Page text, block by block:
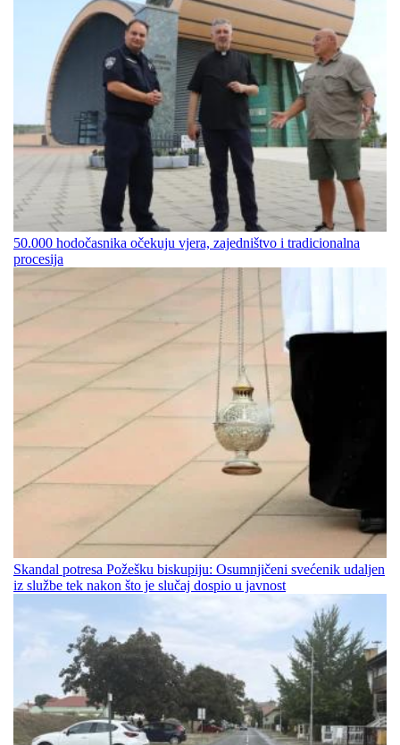
50.000 hodočasnika očekuju vjera, zajedništvo i tradicionalna
procesija
Skandal potresa Požešku biskupiju: Osumnjičeni svećenik udaljen
iz službe tek nakon što je slučaj dospio u javnost